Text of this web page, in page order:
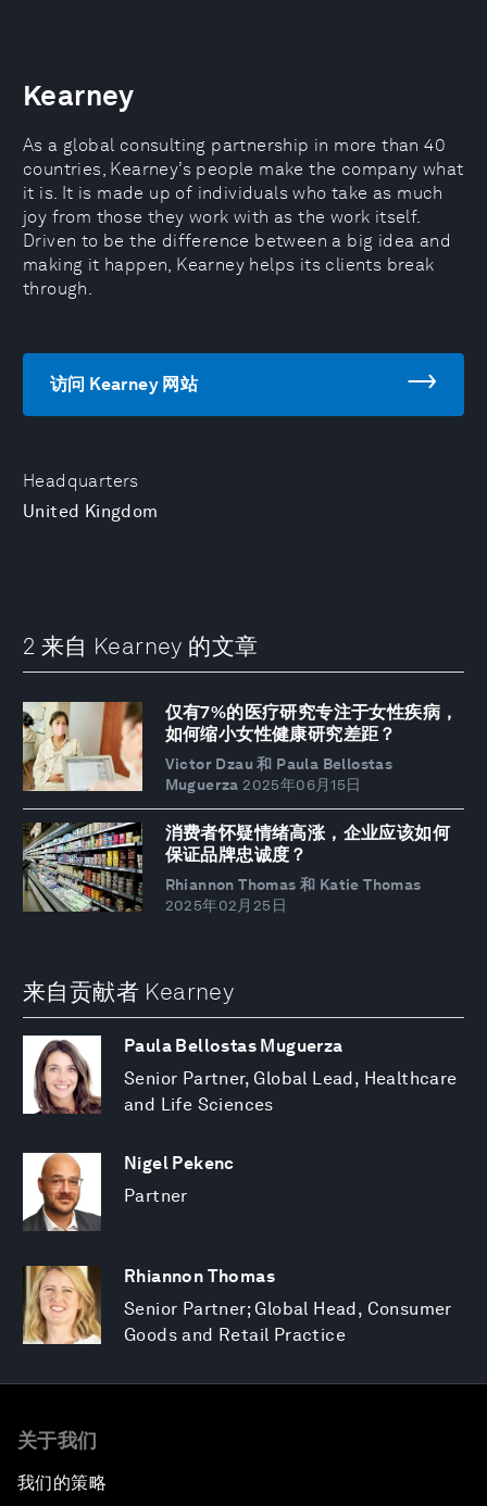
Headquarters
United Kingdom
Kearney
As a global consulting partnership in more than 40
countries, Kearney’s people make the company what
it is. It is made up of individuals who take as much
joy from those they work with as the work itself.
Driven to be the difference between a big idea and
making it happen, Kearney helps its clients break
through.
访问 Kearney 网站
2 来自 Kearney 的文章
仅有7%的医疗研究专注于女性疾病，
如何缩小女性健康研究差距？
Victor Dzau 和 Paula Bellostas
Muguerza 2025年06月15日
消费者怀疑情绪高涨，企业应该如何
保证品牌忠诚度？
Rhiannon Thomas 和 Katie Thomas
2025年02月25日
来自贡献者 Kearney
Paula Bellostas Muguerza
Senior Partner, Global Lead, Healthcare
and Life Sciences
Nigel Pekenc
Partner
Rhiannon Thomas
Senior Partner; Global Head, Consumer
Goods and Retail Practice
关于我们
我们的策略